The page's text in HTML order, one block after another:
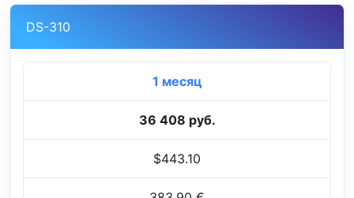
DS-310
1 месяц
36 408 руб.
$443.10